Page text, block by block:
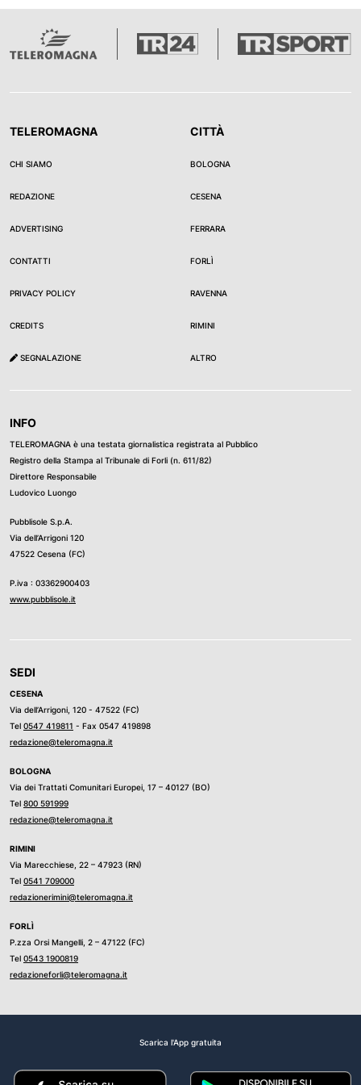
TELEROMAGNA
CHI SIAMO
REDAZIONE
ADVERTISING
CONTATTI
PRIVACY POLICY
CREDITS
SEGNALAZIONE
CITTÀ
BOLOGNA
CESENA
FERRARA
FORLÌ
RAVENNA
RIMINI
ALTRO
INFO
TELEROMAGNA è una testata giornalistica registrata al Pubblico
Registro della Stampa al Tribunale di Forli (n. 611/82)
Direttore Responsabile
Ludovico Luongo
Pubblisole S.p.A.
Via dell’Arrigoni 120
47522 Cesena (FC)
P.iva : 03362900403
www.pubblisole.it
SEDI
CESENA
Via dell’Arrigoni, 120 - 47522 (FC)
Tel 0547 419811 - Fax 0547 419898
redazione@teleromagna.it
BOLOGNA
Via dei Trattati Comunitari Europei, 17 – 40127 (BO)
Tel 800 591999
redazione@teleromagna.it
RIMINI
Via Marecchiese, 22 – 47923 (RN)
Tel 0541 709000
redazionerimini@teleromagna.it
FORLÌ
P.zza Orsi Mangelli, 2 – 47122 (FC)
Tel 0543 1900819
redazioneforli@teleromagna.it
Scarica l'App gratuita